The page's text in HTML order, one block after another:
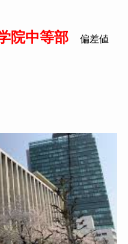
院中等部 偏差値